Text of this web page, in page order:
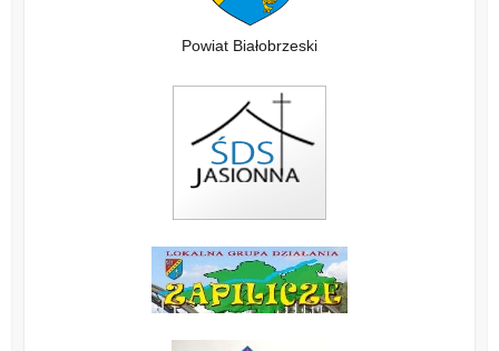
Powiat Białobrzeski